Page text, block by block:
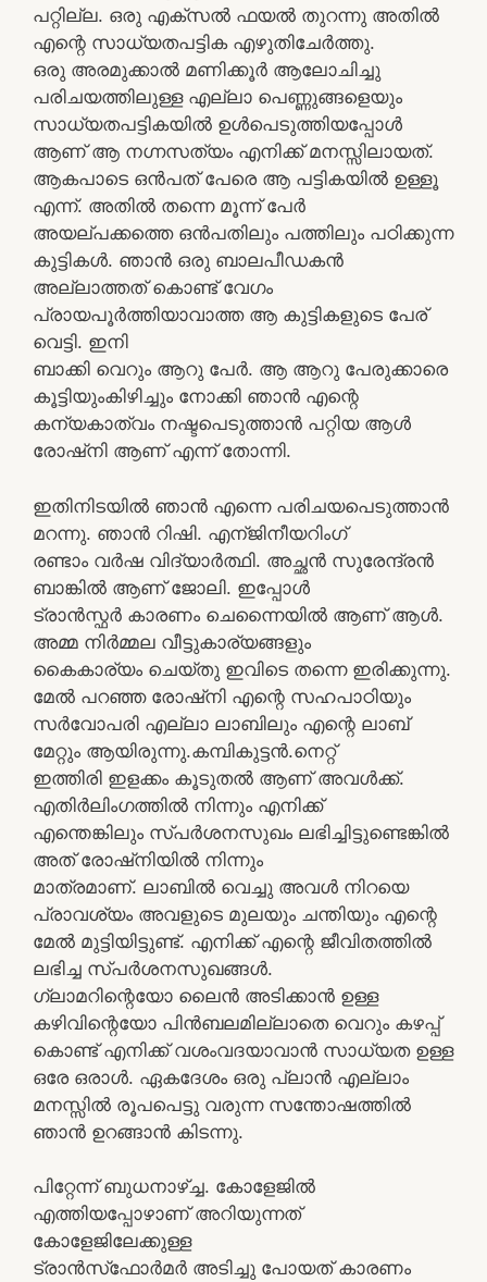
പറ്റില്ല. ഒരു എക്സല്‍ ഫയല്‍ തുറന്നു അതില്‍
എന്റെ സാധ്യതപട്ടിക എഴുതിചേര്‍ത്തു.
ഒരു അരമുക്കാല്‍ മണിക്കൂര്‍ ആലോചിച്ചു
പരിചയത്തിലുള്ള എല്ലാ പെണ്ണുങ്ങളെയും
സാധ്യതപട്ടികയില്‍ ഉള്‍പെടുത്തിയപ്പോള്‍
ആണ് ആ നഗ്നസത്യം എനിക്ക് മനസ്സിലായത്.
ആകപാടെ ഒന്‍പത് പേരെ ആ പട്ടികയില്‍ ഉള്ളൂ
എന്ന്‍. അതില്‍ തന്നെ മൂന്ന്‍ പേര്‍
അയല്പക്കത്തെ ഒന്‍പതിലും പത്തിലും പഠിക്കുന്ന
കുട്ടികള്‍. ഞാന്‍ ഒരു ബാലപീഡകന്‍
അല്ലാത്തത് കൊണ്ട് വേഗം
പ്രായപൂര്‍ത്തിയാവാത്ത ആ കുട്ടികളുടെ പേര്
വെട്ടി. ഇനി
ബാക്കി വെറും ആറു പേര്‍. ആ ആറു പേരുക്കാരെ
കൂട്ടിയുംകിഴിച്ചും നോക്കി ഞാന്‍ എന്റെ
കന്യകാത്വം നഷ്ടപെടുത്താന്‍ പറ്റിയ ആള്‍
രോഷ്നി ആണ് എന്ന്‍ തോന്നി.
ഇതിനിടയില്‍ ഞാന്‍ എന്നെ പരിചയപെടുത്താന്‍
മറന്നു. ഞാന്‍ റിഷി. എന്ജിനീയറിംഗ്
രണ്ടാം വര്‍ഷ വിദ്യാര്‍ത്ഥി. അച്ഛന്‍ സുരേന്ദ്രന്‍
ബാങ്കില്‍ ആണ് ജോലി. ഇപ്പോള്‍
ട്രാന്‍സ്ഫര്‍ കാരണം ചെന്നൈയില്‍ ആണ് ആള്‍.
അമ്മ നിര്‍മ്മല വീട്ടുകാര്യങ്ങളും
കൈകാര്യം ചെയ്തു ഇവിടെ തന്നെ ഇരിക്കുന്നു.
മേല്‍ പറഞ്ഞ രോഷ്നി എന്റെ സഹപാഠിയും
സര്‍വോപരി എല്ലാ ലാബിലും എന്റെ ലാബ്‌
മേറ്റും ആയിരുന്നു.കമ്പികുട്ടന്‍.നെറ്റ്
ഇത്തിരി ഇളക്കം കൂടുതല്‍ ആണ് അവള്‍ക്ക്.
എതിര്‍ലിംഗത്തില്‍ നിന്നും എനിക്ക്
എന്തെങ്കിലും സ്പര്‍ശനസുഖം ലഭിച്ചിട്ടുണ്ടെങ്കില്‍
അത് രോഷ്നിയില്‍ നിന്നും
മാത്രമാണ്. ലാബില്‍ വെച്ചു അവള്‍ നിറയെ
പ്രാവശ്യം അവളുടെ മുലയും ചന്തിയും എന്റെ
മേല്‍ മുട്ടിയിട്ടുണ്ട്. എനിക്ക് എന്റെ ജീവിതത്തില്‍
ലഭിച്ച സ്പര്‍ശനസുഖങ്ങള്‍.
ഗ്ലാമറിന്റെയോ ലൈന്‍ അടിക്കാന്‍ ഉള്ള
കഴിവിന്റെയോ പിന്‍ബലമില്ലാതെ വെറും കഴപ്പ്
കൊണ്ട് എനിക്ക് വശംവദയാവാന്‍ സാധ്യത ഉള്ള
ഒരേ ഒരാള്‍. ഏകദേശം ഒരു പ്ലാന്‍ എല്ലാം
മനസ്സില്‍ രൂപപെട്ടു വരുന്ന സന്തോഷത്തില്‍
ഞാന്‍ ഉറങ്ങാന്‍ കിടന്നു.
പിറ്റേന്ന് ബുധനാഴ്ച്ച. കോളേജിൽ
എത്തിയപ്പോഴാണ് അറിയുന്നത്
കോളേജിലേക്കുള്ള
ട്രാൻസ്‌ഫോർമർ അടിച്ചു പോയത് കാരണം